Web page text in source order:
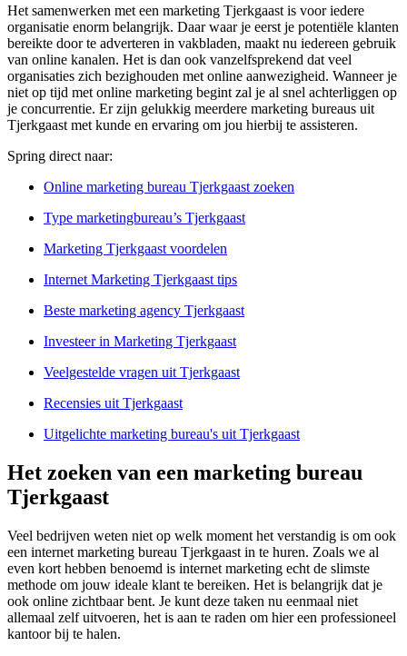
Het samenwerken met een marketing Tjerkgaast is voor iedere
organisatie enorm belangrijk. Daar waar je eerst je potentiële klanten
bereikte door te adverteren in vakbladen, maakt nu iedereen gebruik
van online kanalen. Het is dan ook vanzelfsprekend dat veel
organisaties zich bezighouden met online aanwezigheid. Wanneer je
niet op tijd met online marketing begint zal je al snel achterliggen op
je concurrentie. Er zijn gelukkig meerdere marketing bureaus uit
Tjerkgaast met kunde en ervaring om jou hierbij te assisteren.
Spring direct naar:
Online marketing bureau Tjerkgaast zoeken
Type marketingbureau’s Tjerkgaast
Marketing Tjerkgaast voordelen
Internet Marketing Tjerkgaast tips
Beste marketing agency Tjerkgaast
Investeer in Marketing Tjerkgaast
Veelgestelde vragen uit Tjerkgaast
Recensies uit Tjerkgaast
Uitgelichte marketing bureau's uit Tjerkgaast
Het zoeken van een marketing bureau
Tjerkgaast
Veel bedrijven weten niet op welk moment het verstandig is om ook
een internet marketing bureau Tjerkgaast in te huren. Zoals we al
even kort hebben benoemd is internet marketing echt de slimste
methode om jouw ideale klant te bereiken. Het is belangrijk dat je
ook online zichtbaar bent. Je kunt deze taken nu eenmaal niet
allemaal zelf uitvoeren, het is aan te raden om hier een professioneel
kantoor bij te halen.